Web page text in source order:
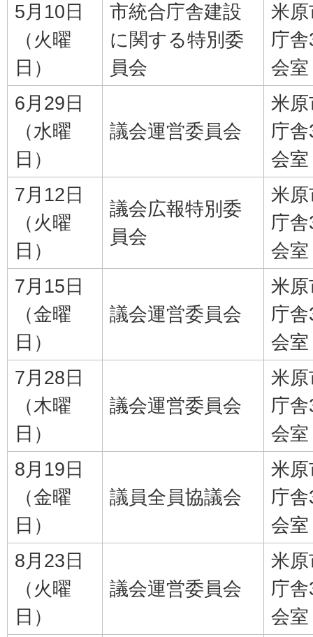
5月10日
（火曜
日）
市統合庁舎建設
に関する特別委
員会
米
庁
会室
6月29日
（水曜
日）
議会運営委員会
米
庁
会室
7月12日
（火曜
日）
議会広報特別委
員会
米
庁
会室
7月15日
（金曜
日）
議会運営委員会
米
庁
会室
7月28日
（木曜
日）
議会運営委員会
米
庁
会室
8月19日
（金曜
日）
議員全員協議会
米
庁
会室
8月23日
（火曜
日）
議会運営委員会
米
庁
会室